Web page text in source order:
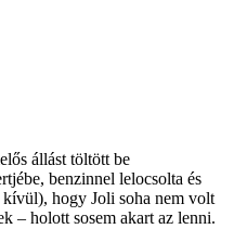
állást töltött be
benzinnel lelocsolta és
kívül), hogy Joli soha nem volt
– holott sosem akart az lenni.